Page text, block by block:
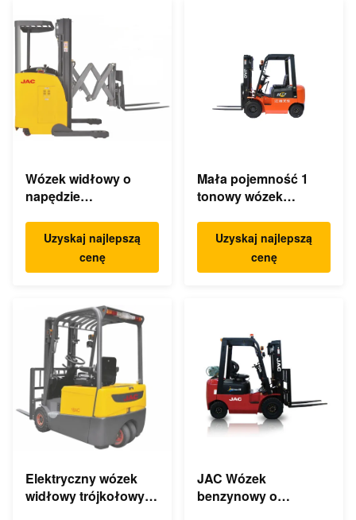
Wózek widłowy o
napędzie
pojemności 1,5 tony z
podwójną
podnośnikiem
Uzyskaj najlepszą
cenę
Mała pojemność 1
tonowy wózek
wysokoprężnym 3m -
wysokość
podnoszenia 6 m.
Uzyskaj najlepszą
cenę
Elektryczny wózek
widłowy trójkołowy o
JAC Wózek
benzynowy o